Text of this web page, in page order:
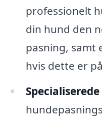
professionelt
din hund den
pasning, samt
hvis dette er